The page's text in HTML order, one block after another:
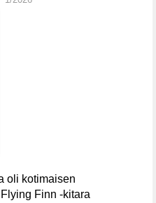
oli kotimaisen
Finn -kitara